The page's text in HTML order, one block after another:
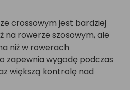
crossowym jest bardziej
na rowerze szosowym, ale
niż w rowerach
zapewnia wygodę podczas
większą kontrolę nad